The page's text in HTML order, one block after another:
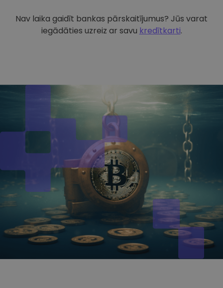
Nav laika gaidīt bankas pārskaitījumus? Jūs varat
iegādāties uzreiz ar savu kredītkarti.